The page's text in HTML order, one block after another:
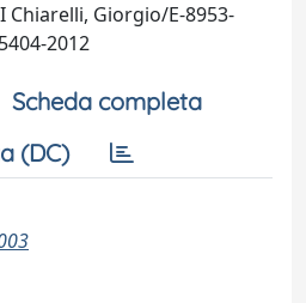
Chiarelli, Giorgio/E-8953-
2012
Scheda completa
(DC)